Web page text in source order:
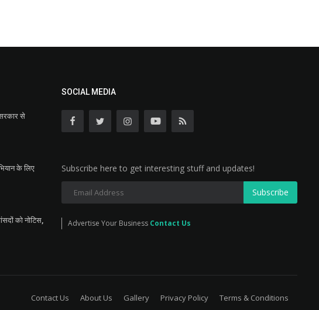
से
के लिए
को नोटिस,
SOCIAL MEDIA
Subscribe here to get interesting stuff and updates!
Subscribe
Advertise Your Business Contact Us
Contact Us About Us Gallery Privacy Policy Terms & Conditions